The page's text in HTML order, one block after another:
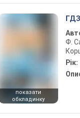
показати
обкладинку
Ф.
Рік: